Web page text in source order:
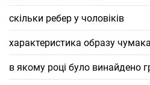
скільки ребер у чоловіків
характеристика образу чумака
в якому році було винайдено